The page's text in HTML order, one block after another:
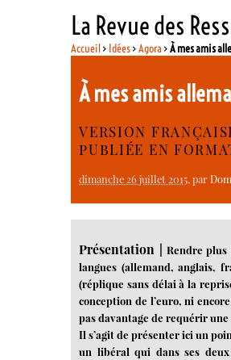
La Revue des
Accueil> Idées>Agora >À mes amis
À mes amis
VERSION
PUBLIÉE EN
dimanche 26 juillet 2015, par
Présentation | Rendre
langues (allemand, anglais,
(réplique sans délai à la
conception de l’euro, ni
pas davantage de requérir
Il s’agit de présenter ici un
un libéral qui dans ses